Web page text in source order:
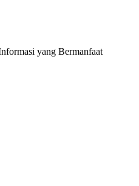
yang Bermanfaat